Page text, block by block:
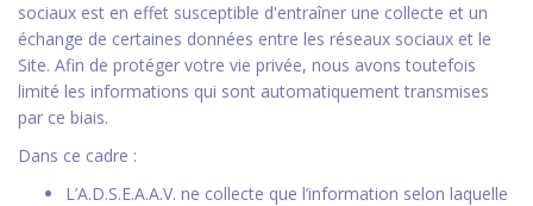
sociaux est en effet susceptible d'entraîner une collecte et un
échange de certaines données entre les réseaux sociaux et le
Site. Afin de protéger votre vie privée, nous avons toutefois
limité les informations qui sont automatiquement transmises
par ce biais.
Dans ce cadre :
L’A.D.S.E.A.A.V. ne collecte que l’information selon laquelle